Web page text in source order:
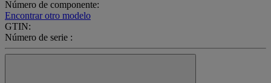
Número de componente:
Encontrar otro modelo
GTIN:
Número de serie :